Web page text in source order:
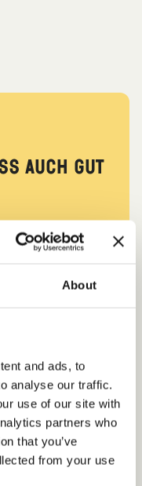
About
and ads, to
analyse our traffic.
use of our site with
partners who
that you’ve
from your use
auch gut
Sie 10
Lindgren Store
exklusive
über Astrid
10 % Rabatt auf